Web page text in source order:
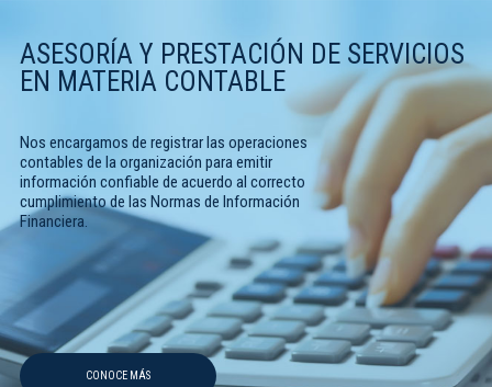
ASESORÍA Y PRESTACIÓN DE SERVICIOS
EN MATERIA CONTABLE
Nos encargamos de registrar las operaciones
contables de la organización para emitir
información confiable de acuerdo al correcto
cumplimiento de las Normas de Información
Financiera.
CONOCE MÁS